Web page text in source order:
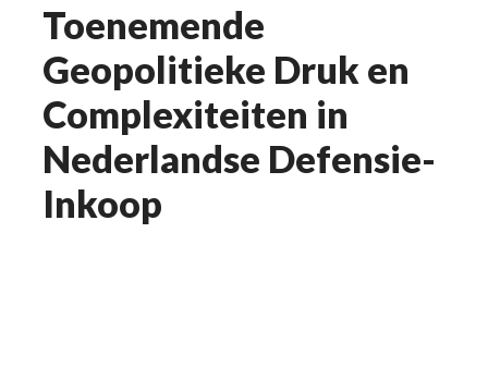
Toenemende
Geopolitieke Druk en
Complexiteiten in
Nederlandse Defensie-
Inkoop